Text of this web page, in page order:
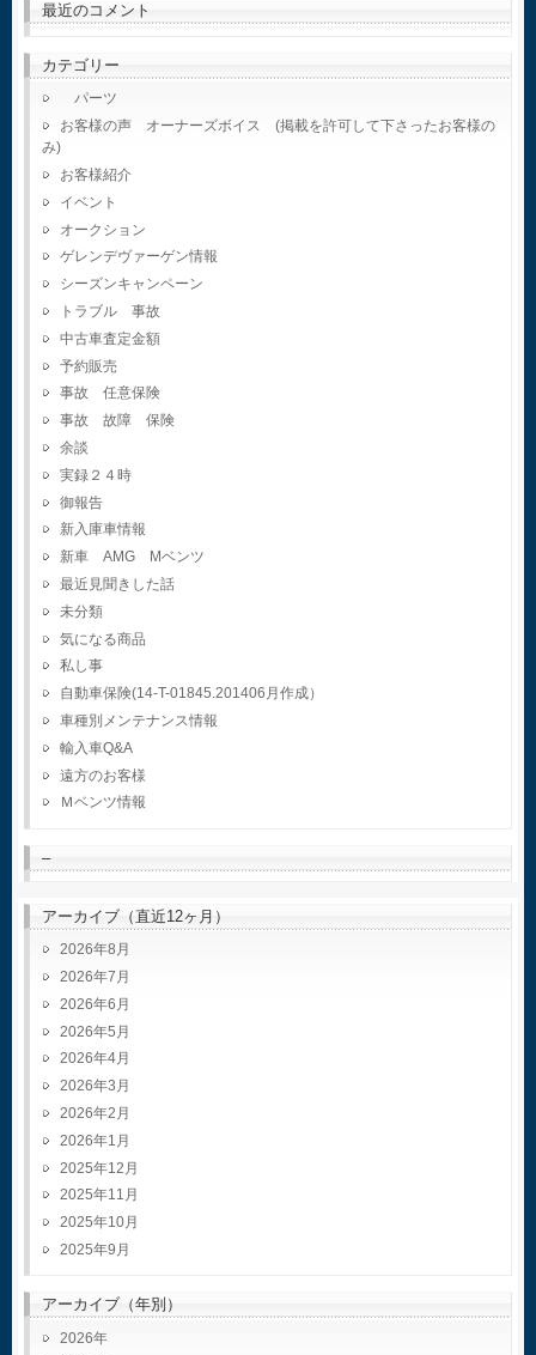
最近のコメント
カテゴリー
パーツ
お客様の声 オーナーズボイス (掲載を許可して下さったお客様の
み)
お客様紹介
イベント
オークション
ゲレンデヴァーゲン情報
シーズンキャンペーン
トラブル 事故
中古車査定金額
予約販売
事故 任意保険
事故 故障 保険
余談
実録２４時
御報告
新入庫車情報
新車 AMG Mベンツ
最近見聞きした話
未分類
気になる商品
私し事
自動車保険(14-T-01845.201406月作成）
車種別メンテナンス情報
輸入車Q&A
遠方のお客様
Ｍベンツ情報
–
アーカイブ（直近12ヶ月）
2026年8月
2026年7月
2026年6月
2026年5月
2026年4月
2026年3月
2026年2月
2026年1月
2025年12月
2025年11月
2025年10月
2025年9月
アーカイブ（年別）
2026